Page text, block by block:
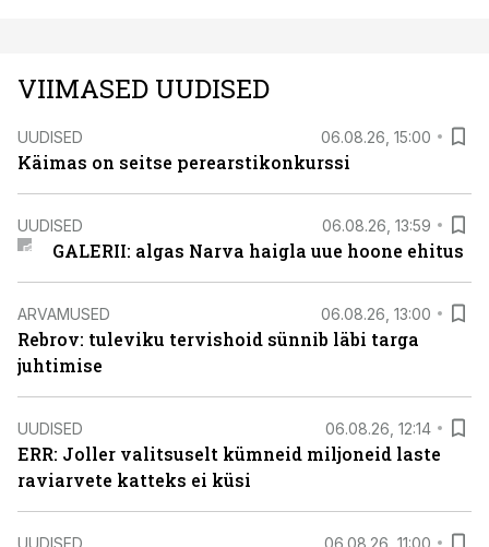
VIIMASED UUDISED
UUDISED 06.08.26, 15:00
Käimas on seitse perearstikonkurssi
UUDISED 06.08.26, 13:59
GALERII: algas Narva haigla uue hoone ehitus
ARVAMUSED 06.08.26, 13:00
Rebrov: tuleviku tervishoid sünnib läbi targa
juhtimise
UUDISED 06.08.26, 12:14
ERR: Joller valitsuselt kümneid miljoneid laste
raviarvete katteks ei küsi
UUDISED 06.08.26, 11:00